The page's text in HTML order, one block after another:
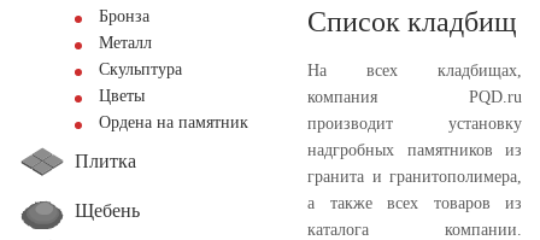
Бронза
Металл
Скульптура
Цветы
Ордена на памятник
Плитка
Щебень
Список кладбищ
На всех кладбищах,
компания PQD.ru
производит установку
надгробных памятников из
гранита и гранитополимера,
а также всех товаров из
каталога компании.